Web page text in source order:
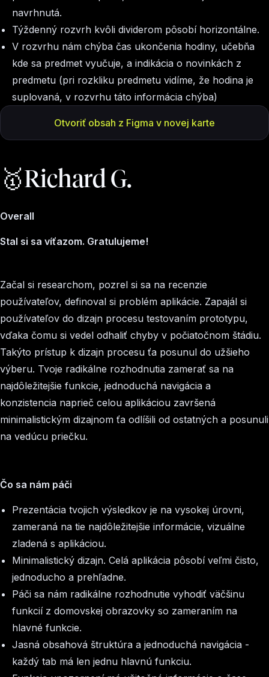
navrhnutá.
Týždenný rozvrh kvôli dividerom pôsobí horizontálne.
V rozvrhu nám chýba čas ukončenia hodiny, učebňa
kde sa predmet vyučuje, a indikácia o novinkách z
predmetu (pri rozkliku predmetu vidíme, že hodina je
suplovaná, v rozvrhu táto informácia chýba)
Otvoriť obsah z Figma v novej karte
🥇Richard G.
Overall
Stal si sa víťazom. Gratulujeme!
Začal si researchom, pozrel si sa na recenzie
používateľov, definoval si problém aplikácie. Zapajál si
používateľov do dizajn procesu testovaním prototypu,
vďaka čomu si vedel odhaliť chyby v počiatočnom štádiu.
Takýto prístup k dizajn procesu ťa posunul do užšieho
výberu. Tvoje radikálne rozhodnutia zamerať sa na
najdôležitejšie funkcie, jednoduchá navigácia a
konzistencia naprieč celou aplikáciou završená
minimalistickým dizajnom ťa odlíšili od ostatných a posunuli
na vedúcu priečku.
Čo sa nám páči
Prezentácia tvojich výsledkov je na vysokej úrovni,
zameraná na tie najdôležitejšie informácie, vizuálne
zladená s aplikáciou.
Minimalistický dizajn. Celá aplikácia pôsobí veľmi čisto,
jednoducho a prehľadne.
Páči sa nám radikálne rozhodnutie vyhodiť väčšinu
funkcií z domovskej obrazovky so zameraním na
hlavné funkcie.
Jasná obsahová štruktúra a jednoduchá navigácia -
každý tab má len jednu hlavnú funkciu.